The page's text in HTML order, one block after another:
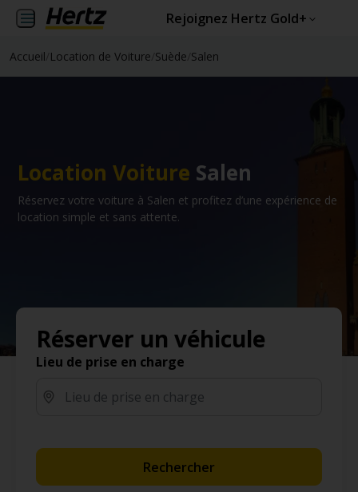
Rejoignez Hertz Gold+
Accueil Location de Voiture Suède Salen
Location Voiture Salen
Réservez votre voiture à Salen et profitez d’une expérience de
location simple et sans attente.
Réserver un véhicule
Lieu de prise en charge
Rechercher